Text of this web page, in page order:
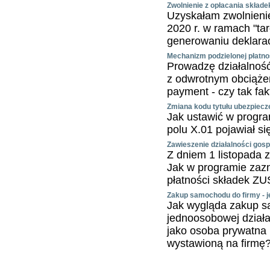
Zwolnienie z opłacania
Uzyskałam
2020 r. w ramach
generowaniu
Mechanizm podzielonej
Prowadzę
z odwrotnym
payment - czy tak
Zmiana kodu tytułu
Jak ustawić w
polu X.01 pojawiał
Zawieszenie działalności
Z dniem 1 listopada
Jak w programie
płatności składek
Zakup samochodu do firmy -
Jak wygląda zakup
jednoosobowej
jako osoba
wystawioną na